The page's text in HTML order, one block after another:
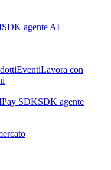
SDK agente AI
EventiLavora con
Pay SDKSDK agente